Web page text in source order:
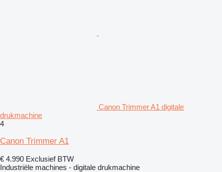
Canon Trimmer A1 digitale
drukmachine
4
Canon Trimmer A1
€ 4.990 Exclusief BTW
Industriële machines - digitale drukmachine